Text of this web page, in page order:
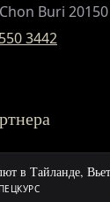
ВХОД
Buri 20150
3442
в Тайланде,